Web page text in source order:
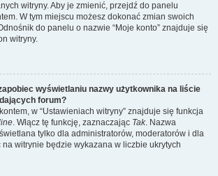
witryny. Aby je zmienić, przejdź do panelu
W tym miejscu możesz dokonać zmian swoich
do panelu o nazwie “Moje konto” znajduje się
witryny.
wyświetlaniu nazwy użytkownika na liście
forum?
w “Ustawieniach witryny” znajduje się funkcja
. Włącz tę funkcję, zaznaczając Tak. Nazwa
tylko dla administratorów, moderatorów i dla
witrynie będzie wykazana w liczbie ukrytych